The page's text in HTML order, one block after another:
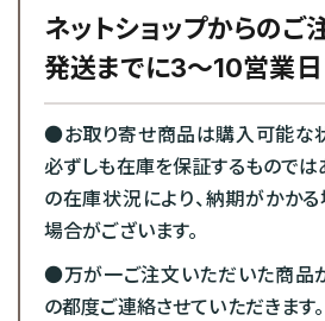
ネットショップからのご
発送までに3～10営業日
●お取り寄せ商品は購入可能な
必ずしも在庫を保証するものでは
の在庫状況により、納期がかか
場合がございます。
●万が一ご注文いただいた商品
の都度ご連絡させていただきます。